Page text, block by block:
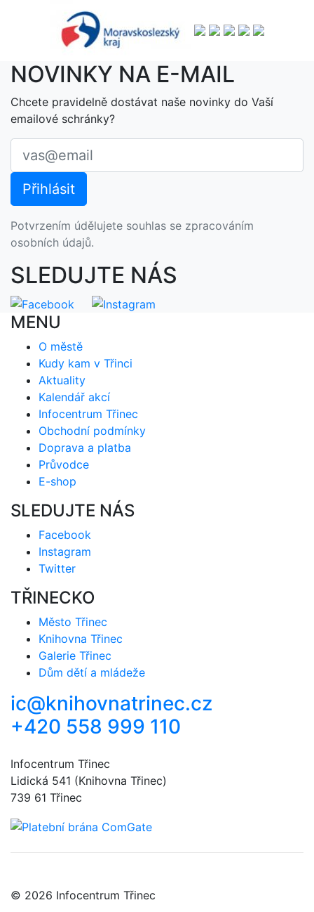
NOVINKY NA E-MAIL
Chcete pravidelně dostávat naše novinky do Vaší
emailové schránky?
Potvrzením údělujete souhlas se zpracováním
osobních údajů.
SLEDUJTE NÁS
MENU
O městě
Kudy kam v Třinci
Aktuality
Kalendář akcí
Infocentrum Třinec
Obchodní podmínky
Doprava a platba
Průvodce
E-shop
SLEDUJTE NÁS
Facebook
Instagram
Twitter
TŘINECKO
Město Třinec
Knihovna Třinec
Galerie Třinec
Dům dětí a mládeže
ic@knihovnatrinec.cz
+420 558 999 110
Infocentrum Třinec
Lidická 541 (Knihovna Třinec)
739 61 Třinec
© 2026 Infocentrum Třinec